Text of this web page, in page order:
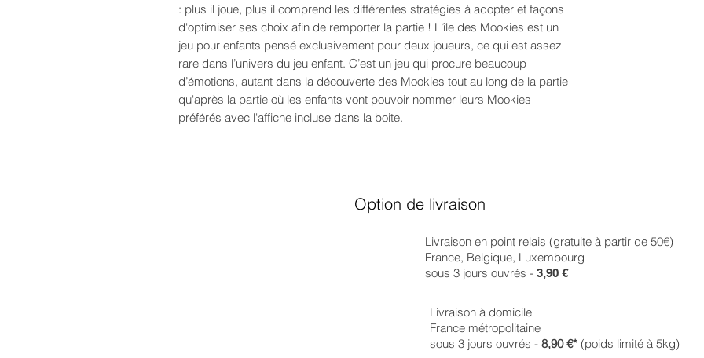
: plus il joue, plus il comprend les différentes stratégies à adopter et façons
d'optimiser ses choix afin de remporter la partie ! L'île des Mookies est un
jeu pour enfants pensé exclusivement pour deux joueurs, ce qui est assez
rare dans l’univers du jeu enfant. C’est un jeu qui procure beaucoup
d’émotions, autant dans la découverte des Mookies tout au long de la partie
qu'après la partie où les enfants vont pouvoir nommer leurs Mookies
préférés avec l'affiche incluse dans la boite.
Option de livraison
Livraison en point relais (gratuite à partir de 50€)
France, Belgique, Luxembourg
sous 3 jours ouvrés - 3,90 €
Livraison à domicile
France métropolitaine
sous 3 jours ouvrés - 8,90 €* (poids limité à 5kg)